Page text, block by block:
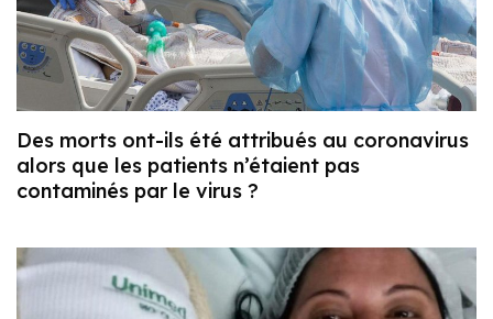
Des morts ont-ils été attribués au coronavirus
alors que les patients n’étaient pas
contaminés par le virus ?